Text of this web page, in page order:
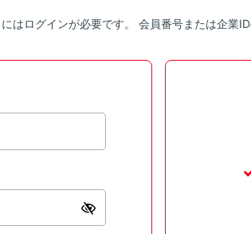
はログインが必要です。 会員番号または企業